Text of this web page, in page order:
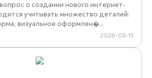
о создании нового интернет-
учитывать множество деталей:
визуальное оформлен�...
2026-03-13